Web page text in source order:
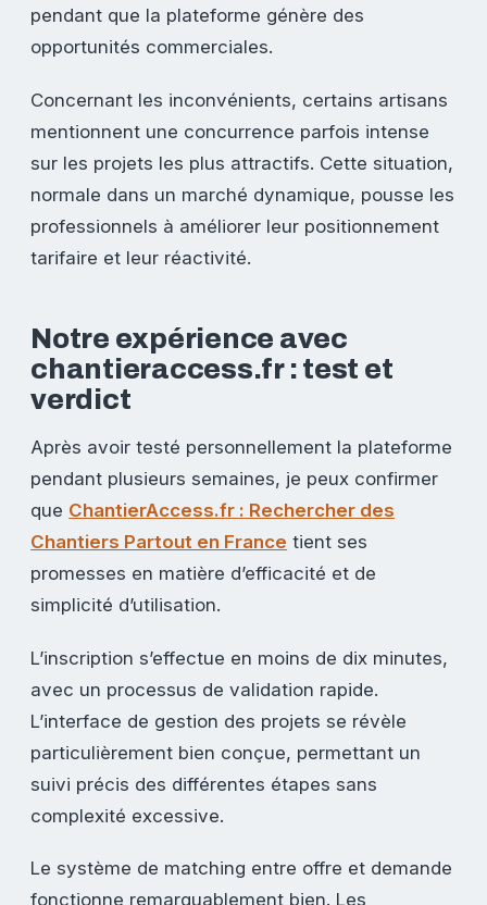
pendant que la plateforme génère des
opportunités commerciales.
Concernant les inconvénients, certains artisans
mentionnent une concurrence parfois intense
sur les projets les plus attractifs. Cette situation,
normale dans un marché dynamique, pousse les
professionnels à améliorer leur positionnement
tarifaire et leur réactivité.
Notre expérience avec
chantieraccess.fr : test et
verdict
Après avoir testé personnellement la plateforme
pendant plusieurs semaines, je peux confirmer
que ChantierAccess.fr : Rechercher des
Chantiers Partout en France tient ses
promesses en matière d’efficacité et de
simplicité d’utilisation.
L’inscription s’effectue en moins de dix minutes,
avec un processus de validation rapide.
L’interface de gestion des projets se révèle
particulièrement bien conçue, permettant un
suivi précis des différentes étapes sans
complexité excessive.
Le système de matching entre offre et demande
fonctionne remarquablement bien. Les